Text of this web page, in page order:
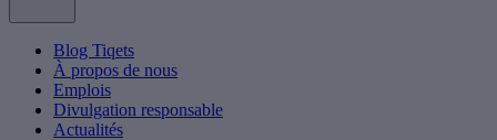
Blog Tiqets
À propos de nous
Emplois
Divulgation responsable
Actualités